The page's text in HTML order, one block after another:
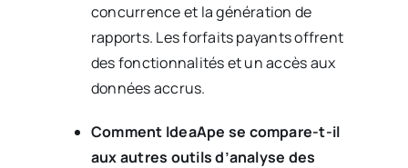
concurrence et la génération de
rapports. Les forfaits payants offrent
des fonctionnalités et un accès aux
données accrus.
Comment IdeaApe se compare-t-il
aux autres outils d’analyse des